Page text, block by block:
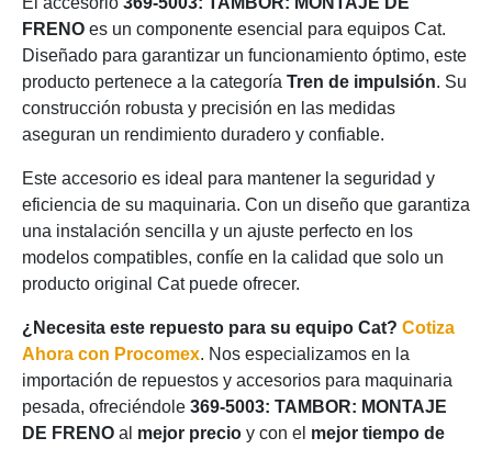
FRENO es un componente esencial para equipos Cat.
Diseñado para garantizar un funcionamiento óptimo, este
producto pertenece a la categoría Tren de impulsión. Su
construcción robusta y precisión en las medidas
aseguran un rendimiento duradero y confiable.
Este accesorio es ideal para mantener la seguridad y
eficiencia de su maquinaria. Con un diseño que garantiza
una instalación sencilla y un ajuste perfecto en los
modelos compatibles, confíe en la calidad que solo un
producto original Cat puede ofrecer.
¿Necesita este repuesto para su equipo Cat? Cotiza
Ahora con Procomex. Nos especializamos en la
importación de repuestos y accesorios para maquinaria
pesada, ofreciéndole 369-5003: TAMBOR: MONTAJE
DE FRENO al mejor precio y con el mejor tiempo de